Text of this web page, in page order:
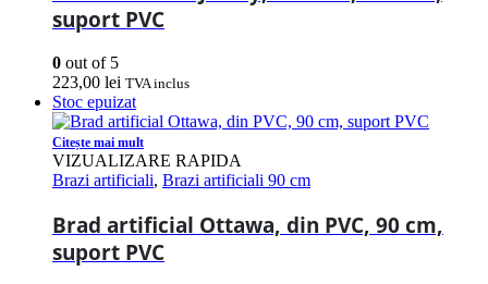
suport PVC
0 out of 5
223,00 lei TVA inclus
Stoc epuizat
Citește mai mult
VIZUALIZARE RAPIDA
Brazi artificiali, Brazi artificiali 90 cm
Brad artificial Ottawa, din PVC, 90 cm,
suport PVC